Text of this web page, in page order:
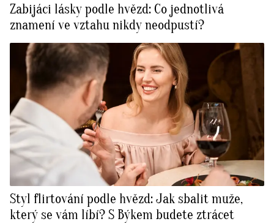
Zabijáci lásky podle hvězd: Co jednotlivá
znamení ve vztahu nikdy neodpustí?
Styl flirtování podle hvězd: Jak sbalit muže,
který se vám líbí? S Býkem budete ztrácet